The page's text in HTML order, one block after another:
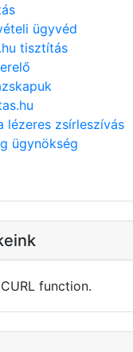
ügyvéd
tisztítás
lézeres zsírleszívás
ügynökség
function.